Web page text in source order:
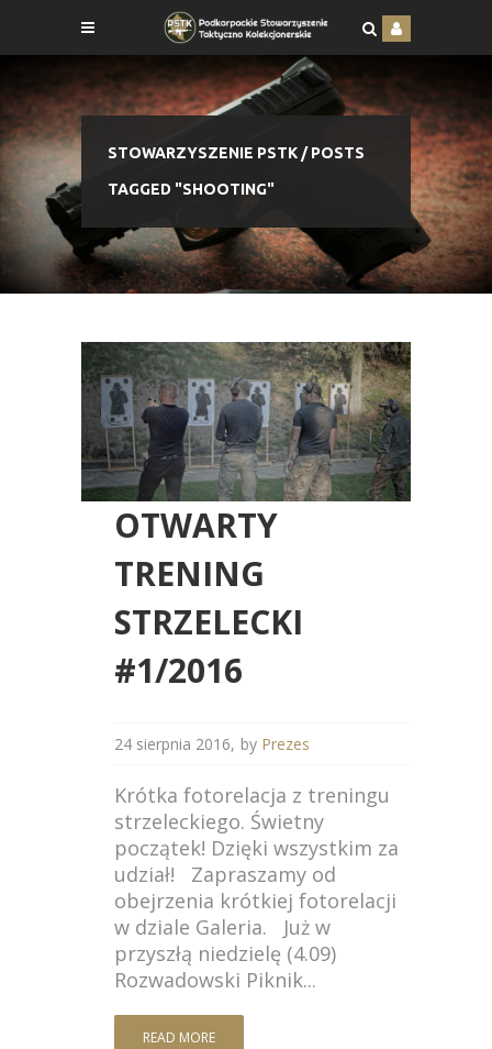
STOWARZYSZENIE PSTK /POSTS
TAGGED "SHOOTING"
OTWARTY
TRENING
STRZELECKI
#1/2016
24 sierpnia 2016 by Prezes
Krótka fotorelacja z treningu
strzeleckiego. Świetny
początek! Dzięki wszystkim za
udział! Zapraszamy od
obejrzenia krótkiej fotorelacji
w dziale Galeria. Już w
przyszłą niedzielę (4.09)
Rozwadowski Piknik...
READ MORE